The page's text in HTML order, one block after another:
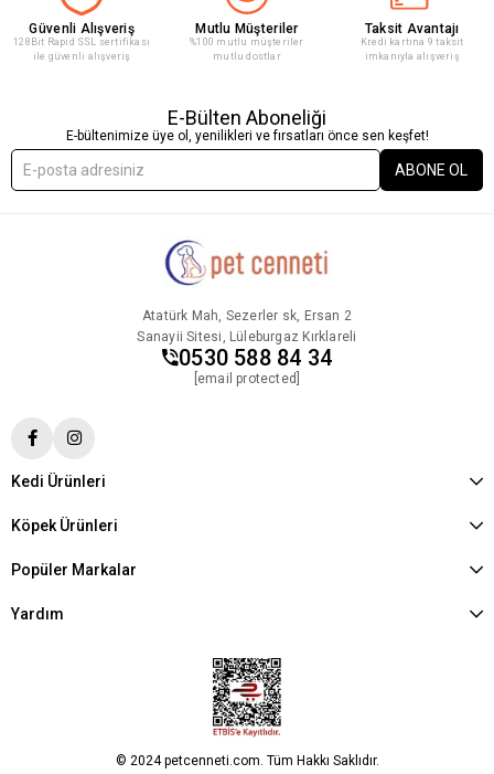
Güvenli Alışveriş
128Bit Rapid SSL sertifikası
ile güvenli alışveriş
Mutlu Müşteriler
%100 mutlu müşteriler
mutlu dostlar
Taksit Avantajı
Kredi kartına 9 taksit
imkanıyla alışveriş
E-Bülten Aboneliği
E-bültenimize üye ol, yenilikleri ve fırsatları önce sen keşfet!
ABONE OL
Atatürk Mah, Sezerler sk, Ersan 2
Sanayii Sitesi, Lüleburgaz Kırklareli
0530 588 84 34
[email protected]
Kedi Ürünleri
Köpek Ürünleri
Popüler Markalar
Yardım
© 2024 petcenneti.com. Tüm Hakkı Saklıdır.